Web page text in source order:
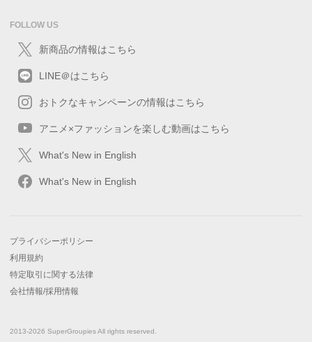
FOLLOW US
新商品の情報はこちら
LINE＠はこちら
おトクなキャンペーンの情報はこちら
アニメ×ファッションを楽しむ動画はこちら
What's New in English
What's New in English
プライバシーポリシー
利用規約
特定取引に関する法律
会社情報/採用情報
2013-2026 SuperGroupies All rights reserved.